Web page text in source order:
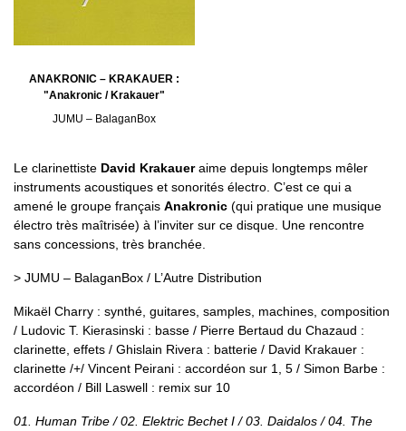
ANAKRONIC – KRAKAUER :
"Anakronic / Krakauer"
JUMU – BalaganBox
Le clarinettiste David Krakaueraime depuis longtemps mêler
instruments acoustiques et sonorités électro. C’est ce qui a
amené le groupe français Anakronic (qui pratique une musique
électro très maîtrisée) à l’inviter sur ce disque. Une rencontre
sans concessions, très branchée.
> JUMU – BalaganBox / L’Autre Distribution
Mikaël Charry : synthé, guitares, samples, machines, composition
/ Ludovic T. Kierasinski : basse / Pierre Bertaud du Chazaud :
clarinette, effets / Ghislain Rivera : batterie / David Krakauer :
clarinette /+/ Vincent Peirani : accordéon sur 1, 5 / Simon Barbe :
accordéon / Bill Laswell : remix sur 10
01. Human Tribe / 02. Elektric Bechet I / 03. Daidalos / 04. The